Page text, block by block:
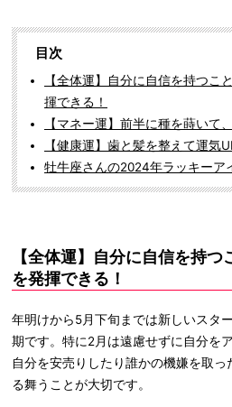
目次
【全体運】自分に自信を持つこ
揮できる！
【マネー運】前半に種を蒔いて
【健康運】歯と髪を整えて運気
牡牛座さんの2024年ラッキーア
【全体運】自分に自信を持
を発揮できる！
年明けから5月下旬までは新しいスタ
期です。特に2月は遠慮せずに自分を
自分を安売りしたり誰かの機嫌を取
る舞うことが大切です。